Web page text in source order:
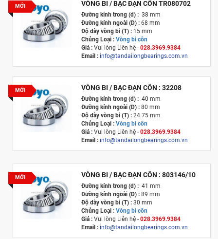
MỚI VÒNG BI / BẠC ĐẠN CÔN TR080702
Đường kính trong (d) :38 mm
Đường kính ngoài (D) :68 mm
Độ dày vòng bi (T) :15 mm
Chủng Loại : Vòng bi côn
Giá :Vui lòng Liên hệ - 028.3969.9384
Email : info@tandailongbearings.com.vn
MỚI VÒNG BI / BẠC ĐẠN CÔN : 32208
Đường kính trong (d) :40 mm
Đường kính ngoài (D) :80 mm
Độ dày vòng bi (T) :24.75 mm
Chủng Loại : Vòng bi côn
Giá :Vui lòng Liên hệ - 028.3969.9384
Email : info@tandailongbearings.com.vn
MỚI VÒNG BI / BẠC ĐẠN CÔN : 803146/10
Đường kính trong (d) :41 mm
Đường kính ngoài (D) :89 mm
Độ dày vòng bi (T) :30 mm
Chủng Loại : Vòng bi côn
Giá :Vui lòng Liên hệ - 028.3969.9384
Email : info@tandailongbearings.com.vn